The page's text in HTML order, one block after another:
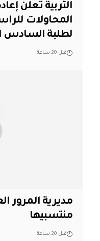
التربية تعلن
المحاولات
لطلبة السادس
قبل 20 ساعة
مديرية المرور
منتسبيها
قبل 20 ساعة